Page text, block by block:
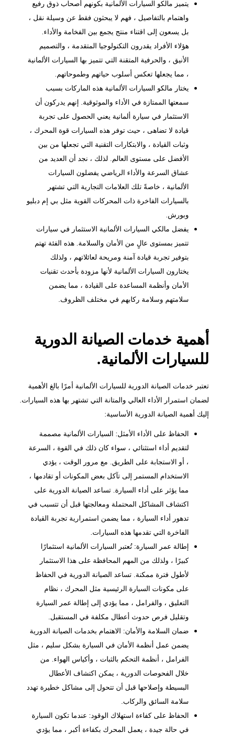
يتميز مالكو السيارات الألمانية بكونهم أصحاب ذوق رفيع
واهتمام بالتفاصيل ، فهم لا يبحثون فقط عن وسيلة نقل ،
بل يسعون إلى اقتناء منتج يجمع بين الفخامة والأداء.
هؤلاء الأفراد يقدرون التكنولوجيا المتقدمة ، والتصميم
الأنيق ، والحرفية المتقنة التي تتميز بها السيارات الألمانية
، مما يجعلها تعكس أسلوب حياتهم وطموحاتهم.
يختار مالكو السيارات الألمانية هذه الماركات بسبب
سمعتها الممتازة في الأداء والموثوقية. إنهم يدركون أن
الاستثمار في سيارة ألمانية يعني الحصول على تجربة
قيادة لا تضاهى ، حيث توفر هذه السيارات قوة المحرك ،
وثبات القيادة ، والابتكارات التقنية التي تجعلها من بين
الأفضل على مستوى العالم. لذلك ، نجد أن العديد من
عشاق السرعة والأداء الرياضي يفضلون السيارات
الألمانية ، خاصةً تلك العلامات التجارية التي تشتهر
بالسيارات الفاخرة ذات المحركات القوية مثل بي إم دبليو
وبورش.
يفضل مالكي السيارات الألمانية الاستثمار في سيارات
تتميز بمستوى عالٍ من الأمان والسلامة. هذه الفئة تهتم
بتوفير تجربة قيادة آمنة ومريحة لعائلاتهم ، ولذلك
يختارون السيارات الألمانية لأنها مزودة بأحدث تقنيات
الأمان وأنظمة المساعدة على القيادة ، مما يضمن
سلامتهم وسلامة ركابهم في مختلف الظروف.
أهمية خدمات الصيانة الدورية
للسيارات الألمانية.
تعتبر خدمات الصيانة الدورية للسيارات الألمانية أمرًا بالغ الأهمية
لضمان استمرار الأداء العالي والمتانة التي تشتهر بها هذه السيارات.
إليك أهمية الصيانة الدورية الأساسية:
الحفاظ على الأداء الأمثل: السيارات الألمانية مصممة
لتقديم أداء استثنائي ، سواء كان ذلك في القوة ، السرعة
، أو الاستجابة على الطريق. مع مرور الوقت ، يؤدي
الاستخدام المستمر إلى تآكل بعض المكونات أو تقادمها ،
مما يؤثر على أداء السيارة. تساعد الصيانة الدورية على
اكتشاف المشاكل المحتملة ومعالجتها قبل أن تتسبب في
تدهور أداء السيارة ، مما يضمن استمرارية تجربة القيادة
الفاخرة التي تقدمها هذه السيارات.
إطالة عمر السيارة: تُعتبر السيارات الألمانية استثمارًا
كبيرًا ، ولذلك من المهم المحافظة على هذا الاستثمار
لأطول فترة ممكنة. تساعد الصيانة الدورية في الحفاظ
على مكونات السيارة الرئيسية مثل المحرك ، نظام
التعليق ، والفرامل ، مما يؤدي إلى إطالة عمر السيارة
وتقليل فرص حدوث أعطال مكلفة في المستقبل.
ضمان السلامة والأمان: الاهتمام بخدمات الصيانة الدورية
يضمن عمل أنظمة الأمان في السيارة بشكل سليم ، مثل
الفرامل ، أنظمة التحكم بالثبات ، وأكياس الهواء. من
خلال الفحوصات الدورية ، يمكن اكتشاف الأعطال
البسيطة وإصلاحها قبل أن تتحول إلى مشاكل خطيرة تهدد
سلامة السائق والركاب.
الحفاظ على كفاءة استهلاك الوقود: عندما تكون السيارة
في حالة جيدة ، يعمل المحرك بكفاءة أكبر ، مما يؤدي